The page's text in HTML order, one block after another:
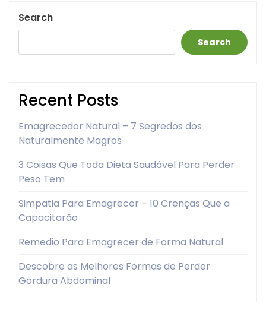
Search
Search
Recent Posts
Emagrecedor Natural – 7 Segredos dos
Naturalmente Magros
3 Coisas Que Toda Dieta Saudável Para Perder
Peso Tem
Simpatia Para Emagrecer – 10 Crenças Que a
Capacitarão
Remedio Para Emagrecer de Forma Natural
Descobre as Melhores Formas de Perder
Gordura Abdominal